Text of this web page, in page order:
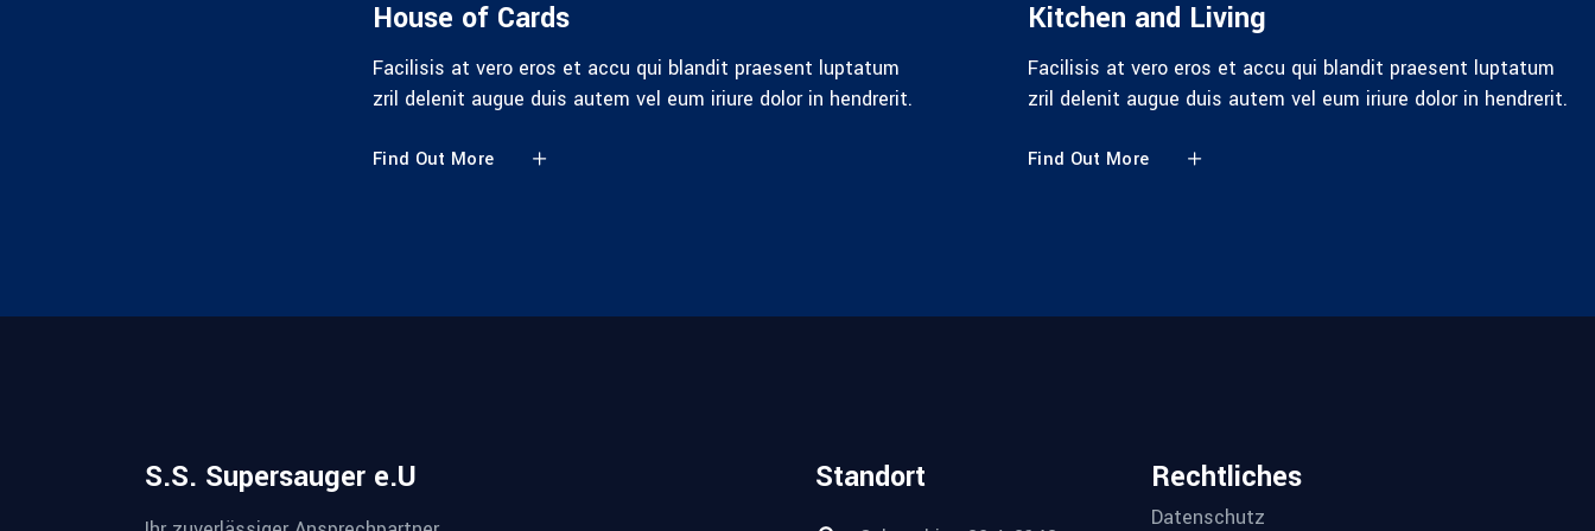
House of Cards
Facilisis at vero eros et accu qui blandit praesent luptatum
zril delenit augue duis autem vel eum iriure dolor in hendrerit.
Find Out More
Kitchen and Living
Facilisis at vero eros et accu qui blandit praesent luptatum
zril delenit augue duis autem vel eum iriure dolor in hendrerit.
Find Out More
S.S. Supersauger e.U Standort Rechtliches
Datenschutz